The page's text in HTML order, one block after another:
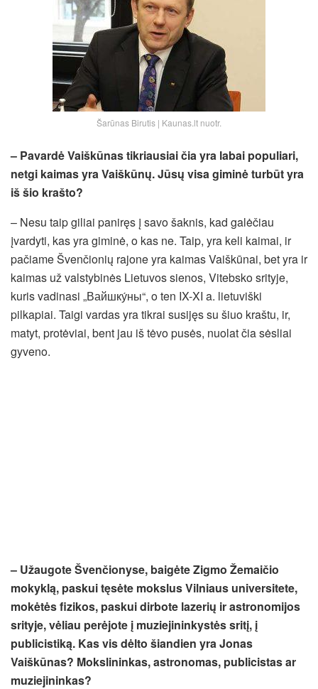
Šarūnas Birutis | Kaunas.lt nuotr.
– Pavardė Vaiškūnas tikriausiai čia yra labai populiari,
netgi kaimas yra Vaiškūnų. Jūsų visa giminė turbūt yra
iš šio krašto?
– Nesu taip giliai paniręs į savo šaknis, kad galėčiau
įvardyti, kas yra giminė, o kas ne. Taip, yra keli kaimai, ir
pačiame Švenčionių rajone yra kaimas Vaiškūnai, bet yra ir
kaimas už valstybinės Lietuvos sienos, Vitebsko srityje,
kuris vadinasi „Вайшку́ны“, o ten IX-XI a. lietuviški
pilkapiai. Taigi vardas yra tikrai susijęs su šiuo kraštu, ir,
matyt, protėviai, bent jau iš tėvo pusės, nuolat čia sėsliai
gyveno.
– Užaugote Švenčionyse, baigėte Zigmo Žemaičio
mokyklą, paskui tęsėte mokslus Vilniaus universitete,
mokėtės fizikos, paskui dirbote lazerių ir astronomijos
srityje, vėliau perėjote į muziejininkystės sritį, į
publicistiką. Kas vis dėlto šiandien yra Jonas
Vaiškūnas? Mokslininkas, astronomas, publicistas ar
muziejininkas?